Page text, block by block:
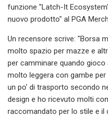
funzione "Latch-It
nuovo prodotto" al PGA
Un recensore scrive: "Borsa
molto spazio per mazze e
per camminare quando
molto leggera con gambe
un po' di trasporto secondo
design e ho ricevuto molti
raccomandato per lo stile e il